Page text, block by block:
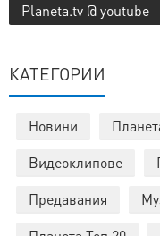
Planeta.tv @ youtube
КАТЕГОРИИ
Новини
Видеоклипове
Предавания